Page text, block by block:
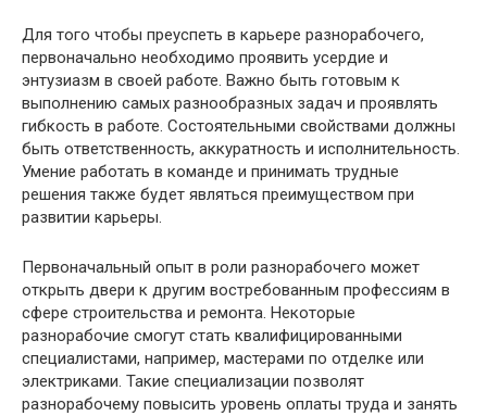
Для того чтобы преуспеть в карьере разнорабочего,
первоначально необходимо проявить усердие и
энтузиазм в своей работе. Важно быть готовым к
выполнению самых разнообразных задач и проявлять
гибкость в работе. Состоятельными свойствами должны
быть ответственность, аккуратность и исполнительность.
Умение работать в команде и принимать трудные
решения также будет являться преимуществом при
развитии карьеры.
Первоначальный опыт в роли разнорабочего может
открыть двери к другим востребованным профессиям в
сфере строительства и ремонта. Некоторые
разнорабочие смогут стать квалифицированными
специалистами, например, мастерами по отделке или
электриками. Такие специализации позволят
разнорабочему повысить уровень оплаты труда и занять